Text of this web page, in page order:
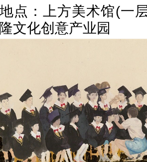
：上方美术馆(一层
文化创意产业园